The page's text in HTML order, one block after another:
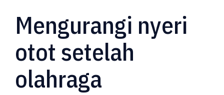
Mengurangi nyeri
otot setelah
olahraga